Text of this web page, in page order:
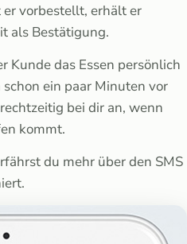
er vorbestellt, erhält er
als Bestätigung.
Kunde das Essen persönlich
ein paar Minuten vor
bei dir an, wenn
kommt.
du mehr über den SMS